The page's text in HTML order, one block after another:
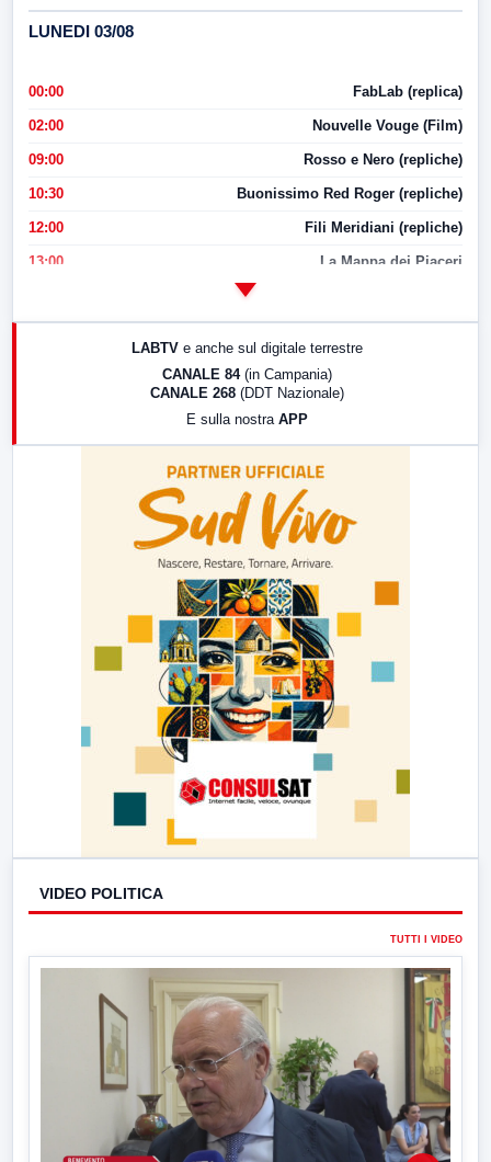
LUNEDI 03/08
00:00 FabLab (replica)
02:00 Nouvelle Vouge (Film)
09:00 Rosso e Nero (repliche)
10:30 Buonissimo Red Roger (repliche)
12:00 Fili Meridiani (repliche)
13:00 La Mappa dei Piaceri
LABTV e anche sul digitale terrestre
CANALE 84 (in Campania)
CANALE 268 (DDT Nazionale)
E sulla nostra APP
VIDEO POLITICA
TUTTI I VIDEO